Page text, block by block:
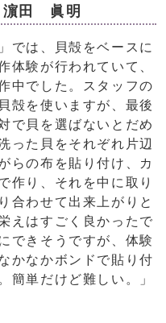
濵田 眞明
では、貝殻をベースに
体験が行われていて、
中でした。スタッフの
殻を使いますが、最後
で貝を選ばないとだめ
った貝をそれぞれ片辺
らの布を貼り付け、カ
作り、それを中に取り
合わせて出来上がりと
えはすごく良かったで
できそうですが、体験
かなかボンドで貼り付
簡単だけど難しい。」